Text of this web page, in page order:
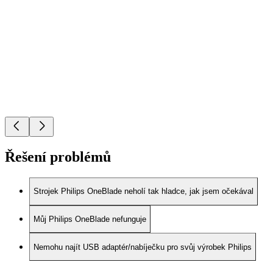
Řešení problémů
Strojek Philips OneBlade neholí tak hladce, jak jsem očekával
Můj Philips OneBlade nefunguje
Nemohu najít USB adaptér/nabíječku pro svůj výrobek Philips